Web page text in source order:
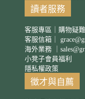
讀者服務
客服專區｜購物疑
客服信箱｜
海外業務 ｜
小凳子會員福利
隱私權政策
徵才與自薦